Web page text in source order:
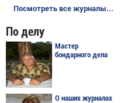
Посмотреть все журналы...
По делу
Мастер
бондарного дела
О наших журналах